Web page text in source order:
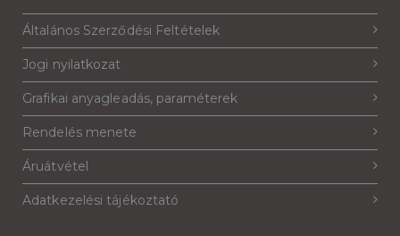
Általános Szerződési Feltételek
Jogi nyilatkozat
Grafikai anyagleadás, paraméterek
Rendelés menete
Áruátvétel
Adatkezelési tájékoztató